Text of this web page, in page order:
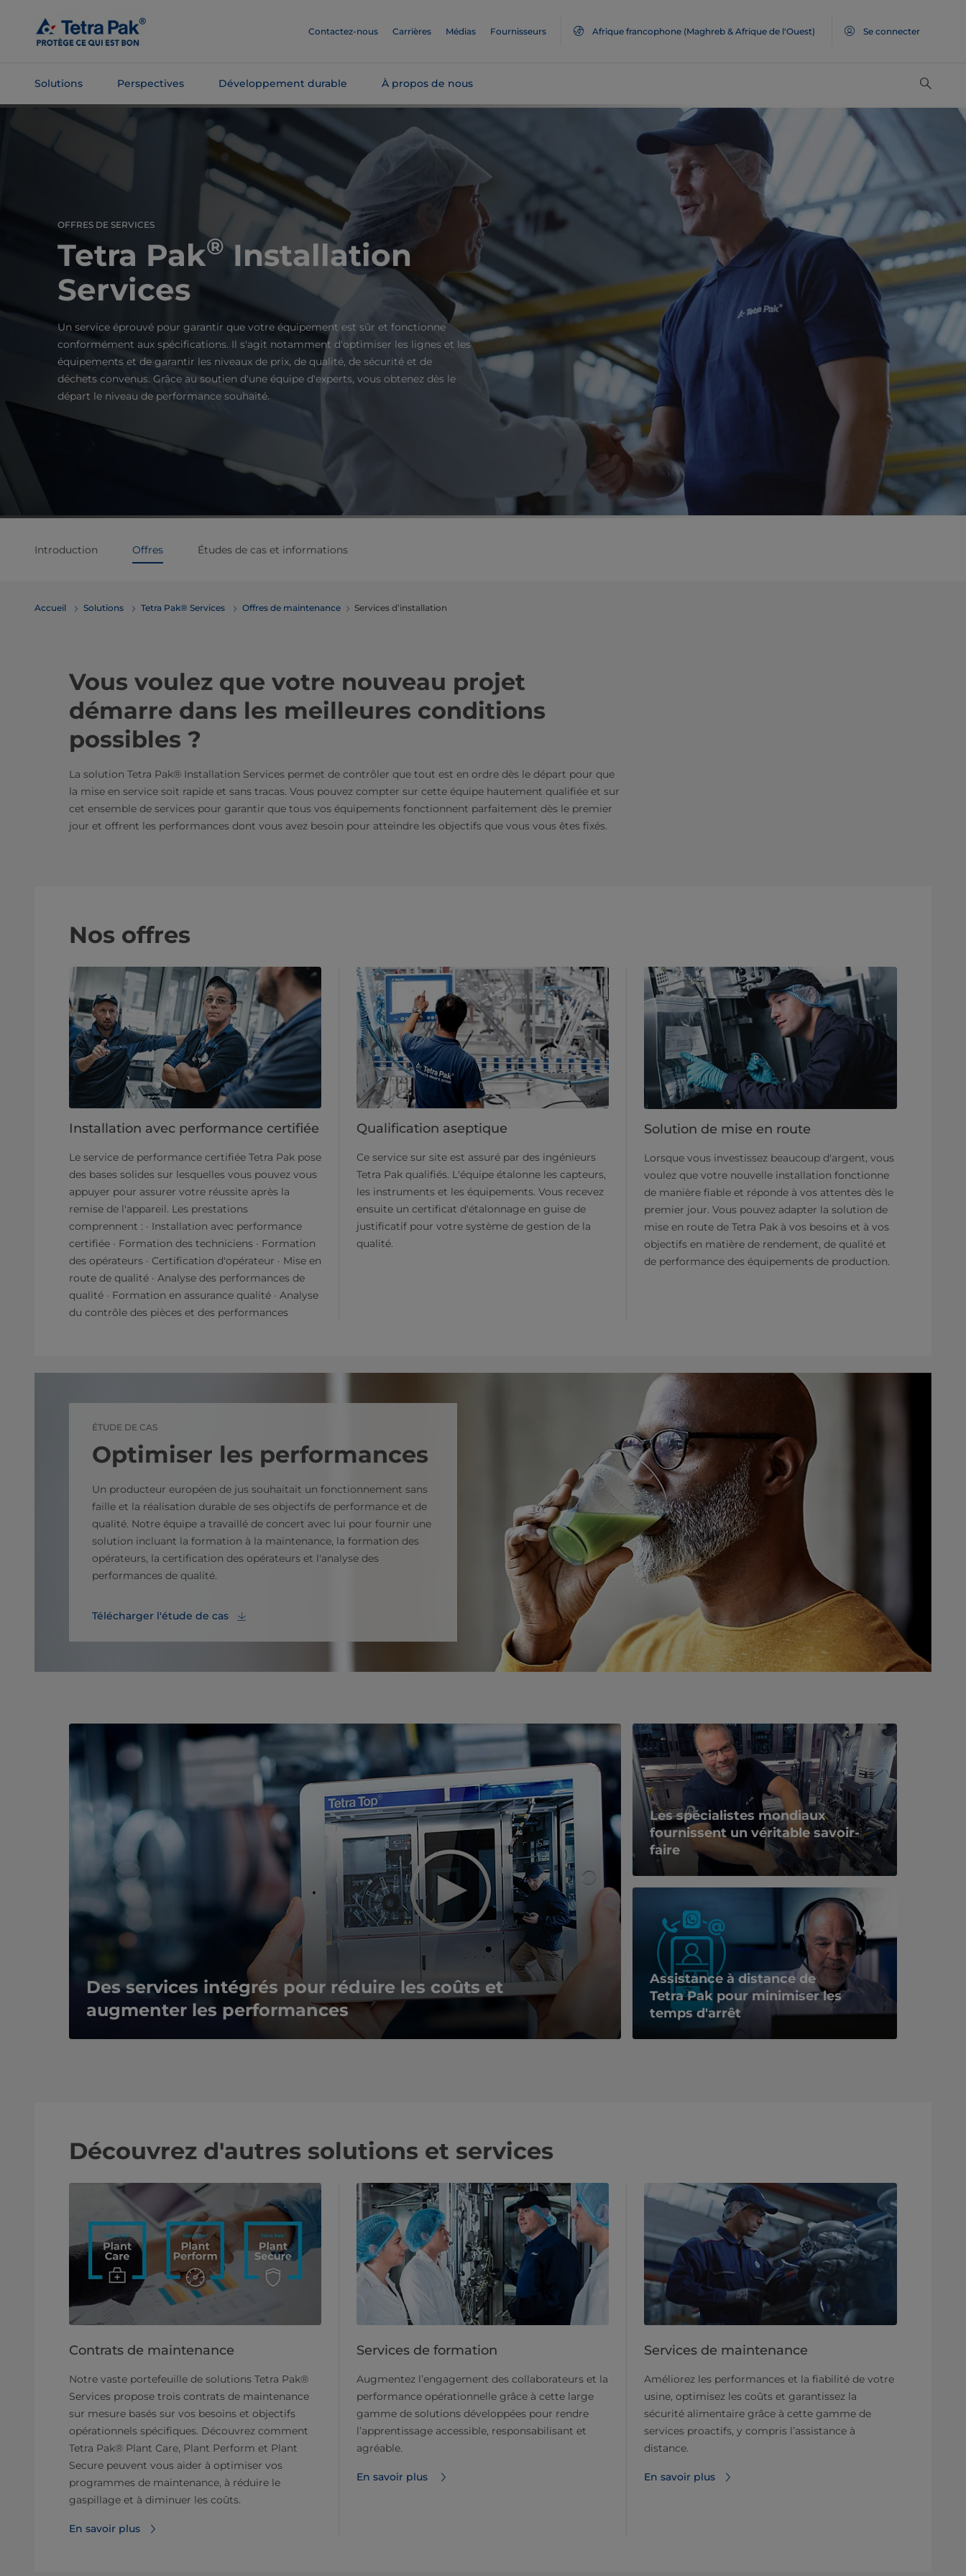
contenu
Contactez-nous Carrières Médias Fournisseurs Afrique francophone (Maghreb & Afrique de l'Ouest) Se connecter
Solutions Perspectives Développement durable À propos de nous
OFFRES DE SERVICES
Tetra Pak®Installation
Services
Un service éprouvé pour garantir que votre équipement est sûr et fonctionne
conformément aux spécifications. Il s'agit notamment d'optimiser les lignes et les
équipements et de garantir les niveaux de prix, de qualité, de sécurité et de
déchets convenus. Grâce au soutien d'une équipe d'experts, vous obtenez dès le
départ le niveau de performance souhaité.
Introduction Offres Études de cas et informations
Accueil Solutions Tetra Pak® Services Offres de maintenance Services d’installation
Vous voulez que votre nouveau projet
démarre dans les meilleures conditions
possibles ?
La solution Tetra Pak® Installation Services permet de contrôler que tout est en ordre dès le départ pour que
la mise en service soit rapide et sans tracas. Vous pouvez compter sur cette équipe hautement qualifiée et sur
cet ensemble de services pour garantir que tous vos équipements fonctionnent parfaitement dès le premier
jour et offrent les performances dont vous avez besoin pour atteindre les objectifs que vous vous êtes fixés.
Nos offres
Installation avec performance certifiée
Le service de performance certifiée Tetra Pak pose
des bases solides sur lesquelles vous pouvez vous
appuyer pour assurer votre réussite après la
remise de l'appareil. Les prestations
comprennent : · Installation avec performance
certifiée · Formation des techniciens · Formation
des opérateurs · Certification d'opérateur · Mise en
route de qualité · Analyse des performances de
qualité · Formation en assurance qualité · Analyse
du contrôle des pièces et des performances
Qualification aseptique
Ce service sur site est assuré par des ingénieurs
Tetra Pak qualifiés. L'équipe étalonne les capteurs,
les instruments et les équipements. Vous recevez
ensuite un certificat d'étalonnage en guise de
justificatif pour votre système de gestion de la
qualité.
Solution de mise en route
Lorsque vous investissez beaucoup d'argent, vous
voulez que votre nouvelle installation fonctionne
de manière fiable et réponde à vos attentes dès le
premier jour. Vous pouvez adapter la solution de
mise en route de Tetra Pak à vos besoins et à vos
objectifs en matière de rendement, de qualité et
de performance des équipements de production.
ÉTUDE DE CAS
Optimiser les performances
Un producteur européen de jus souhaitait un fonctionnement sans
faille et la réalisation durable de ses objectifs de performance et de
qualité. Notre équipe a travaillé de concert avec lui pour fournir une
solution incluant la formation à la maintenance, la formation des
opérateurs, la certification des opérateurs et l'analyse des
performances de qualité.
Télécharger l'étude de cas
Des services intégrés pour réduire les coûts et
augmenter les performances
Les spécialistes mondiaux
fournissent un véritable savoir-
faire
Assistance à distance de
Tetra Pak pour minimiser les
temps d'arrêt
Découvrez d'autres solutions et services
Contrats de maintenance
Notre vaste portefeuille de solutions Tetra Pak®
Services propose trois contrats de maintenance
sur mesure basés sur vos besoins et objectifs
opérationnels spécifiques. Découvrez comment
Tetra Pak® Plant Care, Plant Perform et Plant
Secure peuvent vous aider à optimiser vos
programmes de maintenance, à réduire le
gaspillage et à diminuer les coûts.
En savoir plus
Services de formation
Augmentez l’engagement des collaborateurs et la
performance opérationnelle grâce à cette large
gamme de solutions développées pour rendre
l’apprentissage accessible, responsabilisant et
agréable.
En savoir plus
Services de maintenance
Améliorez les performances et la fiabilité de votre
usine, optimisez les coûts et garantissez la
sécurité alimentaire grâce à cette gamme de
services proactifs, y compris l’assistance à
distance.
En savoir plus